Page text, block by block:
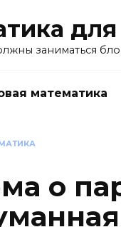
заниматься
математика
о